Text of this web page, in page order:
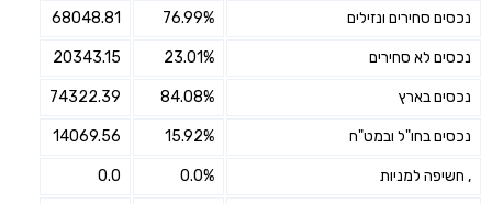
נכסים סחירים ונזילים 76.99%
68048.81
נכסים לא סחירים 23.01%
20343.15
נכסים בארץ 84.08%
74322.39
נכסים בחו"ל ובמט"ח 15.92%
14069.56
, חשיפה למניות 0.0%
0.0